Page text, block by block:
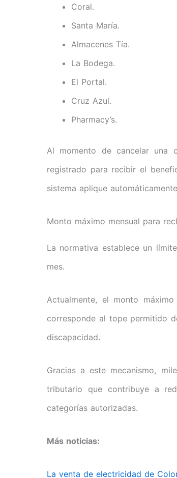
Coral.
Santa María.
Almacenes Tía.
La Bodega.
El Portal.
Cruz Azul.
Pharmacy’s.
Al momento de cancelar una
registrado para recibir el
sistema aplique
Monto máximo mensual para
La normativa establece un
mes.
Actualmente, el monto
corresponde al tope permitido
discapacidad.
Gracias a este mecanismo,
tributario que contribuye a
categorías autorizadas.
Más noticias:
La venta de electricidad de